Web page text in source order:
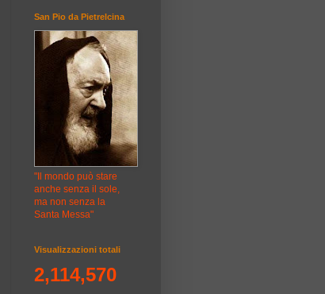
San Pio da Pietrelcina
"Il mondo può stare
anche senza il sole,
ma non senza la
Santa Messa"
Visualizzazioni totali
2,114,570